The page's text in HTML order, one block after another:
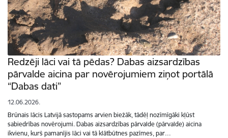
Redzēji lāci vai tā pēdas? Dabas aizsardzības
pārvalde aicina par novērojumiem ziņot portālā
“Dabas dati”
12.06.2026.
Brūnais lācis Latvijā sastopams arvien biežāk, tādēļ nozīmīgāki kļūst
sabiedrības novērojumi. Dabas aizsardzības pārvalde (pārvalde) aicina
ikvienu, kurš pamanījis lāci vai tā klātbūtnes pazīmes, par…